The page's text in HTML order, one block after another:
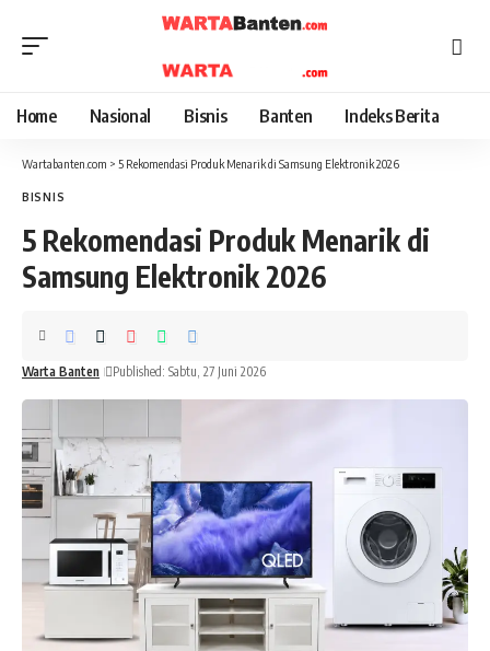
Home Nasional Bisnis Banten Indeks Berita
Wartabanten.com > 5 Rekomendasi Produk Menarik di Samsung Elektronik 2026
BISNIS
5 Rekomendasi Produk Menarik di
Samsung Elektronik 2026
Warta Banten Published: Sabtu, 27 Juni 2026